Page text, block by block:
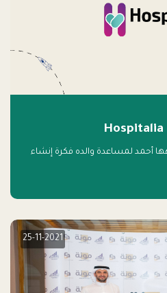
أحمد لمساعدة والده فكرة إنشاء
25-11-2021